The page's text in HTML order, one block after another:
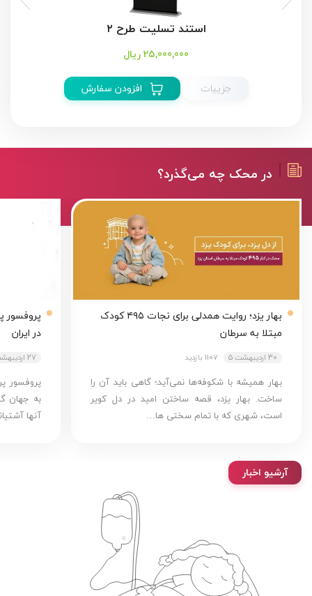
استند تسلیت طرح ۲
25,000,000 ریال
جزییات
افزودن سفارش
در محک چه می‌گذرد؟
بهار یزد؛ روایت همدلی برای نجات ۴۹۵ کودک
مبتلا به سرطان
30 اردیبهشت 5 1107 بازدید
بهار همیشه با شکوفه‌ها نمی‌آید؛ گاهی باید آن را
ساخت. بهار یزد، قصه ساختن امید در دل کویر
است، شهری که با تمام سختی ها…
پروفسور
در ایران
27 اردیبهشت 5
به جهان
آنها
آرشیو اخبار